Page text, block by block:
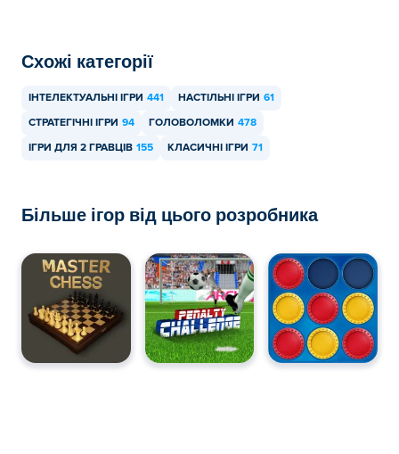
Схожі категорії
ІНТЕЛЕКТУАЛЬНІ ІГРИ 441 НАСТІЛЬНІ ІГРИ 61
СТРАТЕГІЧНІ ІГРИ 94 ГОЛОВОЛОМКИ 478
ІГРИ ДЛЯ 2 ГРАВЦІВ 155 КЛАСИЧНІ ІГРИ 71
Більше ігор від цього розробника